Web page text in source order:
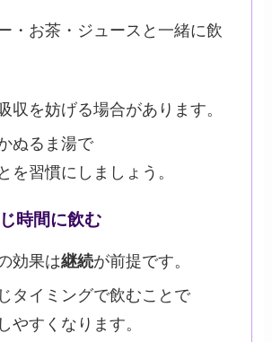
・お茶・ジュースと一緒に飲
収を妨げる場合があります。
ぬるま湯で
を習慣にしましょう。
時間に飲む
効果は継続が前提です。
タイミングで飲むことで
やすくなります。